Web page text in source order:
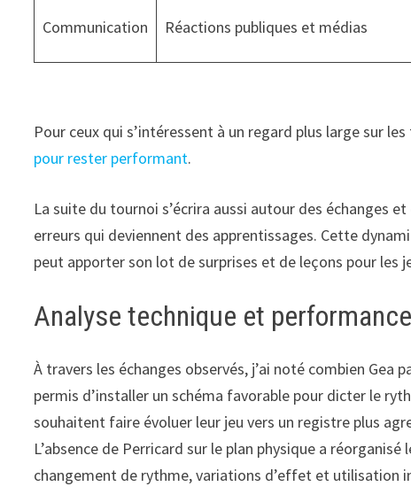
Communication Réactions publiques et médias
Pour ceux qui s’intéressent à un regard plus large sur
pour rester performant.
La suite du tournoi s’écrira aussi autour des échanges
erreurs qui deviennent des apprentissages. Cette
peut apporter son lot de surprises et de leçons pour les
Analyse technique et
À travers les échanges observés, j’ai noté combien
permis d’installer un schéma favorable pour dicter le
souhaitent faire évoluer leur jeu vers un registre plus
L’absence de Perricard sur le plan physique a
changement de rythme, variations d’effet et utilisation